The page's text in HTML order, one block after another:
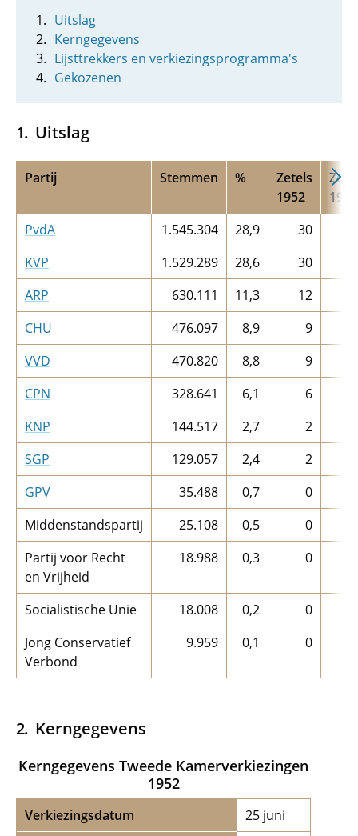
Uitslag
Kerngegevens
Lijsttrekkers en verkiezingsprogramma's
Gekozenen
Uitslag
Partij Stemmen %
Zetels
1952
1948
PvdA
1.545.304 28,9 30
KVP
1.529.289 28,6 30
ARP
630.111 11,3 12
CHU
476.097 8,9
9
VVD
470.820 8,8
9
CPN
328.641 6,1
6
KNP
144.517 2,7
2
SGP
129.057 2,4
2
GPV
35.488 0,7
0
Middenstandspartij
25.108 0,5
0
Partij voor Recht
en Vrijheid
18.988 0,3 0
Socialistische Unie 18.008 0,2
0
Jong Conservatief
Verbond
9.959 0,1 0
Kerngegevens
Kerngegevens Tweede Kamerverkiezingen
1952
Verkiezingsdatum
25 juni